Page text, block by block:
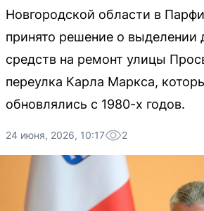
Новгородской области в
принято решение о выделении
средств на ремонт улицы
переулка Карла Маркса,
обновлялись с 1980-х годов.
24 июня, 2026, 10:17 2